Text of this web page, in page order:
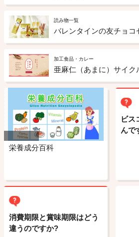
読み物一覧
加工食品・カレー
亜麻仁（あまに）サイク
栄養成分百科
ビス
んで
消費期限と賞味期限はどう
違うのですか?